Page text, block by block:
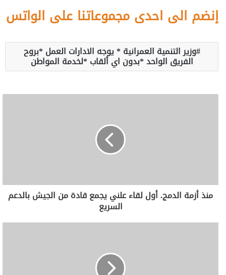
إنضم الى احدى مجموعاتنا على الواتس
وزير التنمية العمرانية * يوجه الادارات العمل *بروح
الفريق الواحد *بدون اي ألقاب *لخدمة المواطن
منذ أزمة الدمج. أول لقاء علني يجمع قادة من الجيش بالدعم
السريع